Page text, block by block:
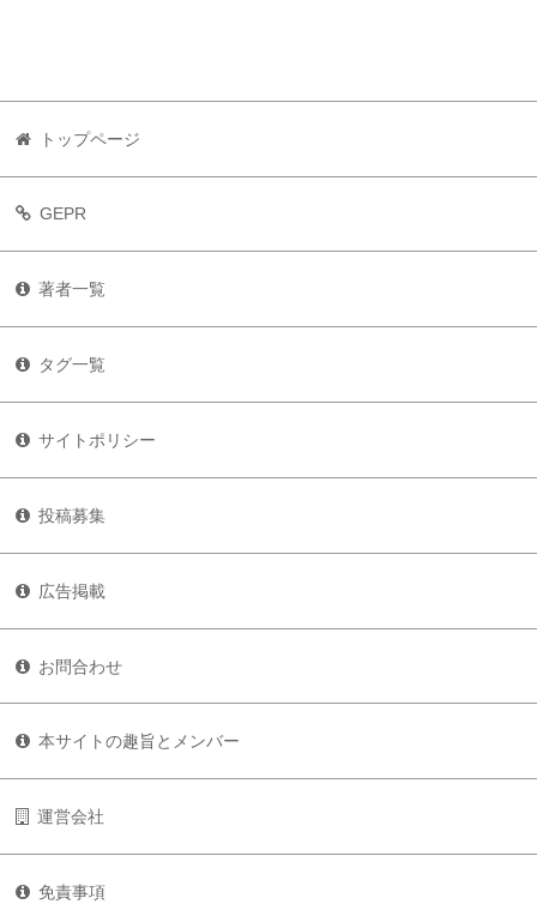
トップページ
GEPR
著者一覧
タグ一覧
サイトポリシー
投稿募集
広告掲載
お問合わせ
本サイトの趣旨とメンバー
運営会社
免責事項